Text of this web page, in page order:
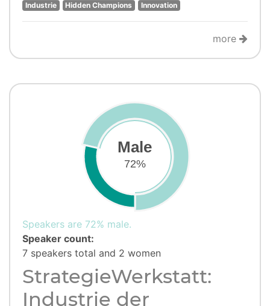
Industrie Hidden Champions Innovation
more
Male
72%
Speakers are 72% male.
Speaker count:
7 speakers total and 2 women
StrategieWerkstatt:
Industrie der